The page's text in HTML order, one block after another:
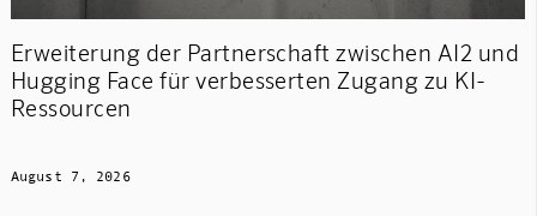
Erweiterung der Partnerschaft zwischen AI2 und
Hugging Face für verbesserten Zugang zu KI-
Ressourcen
August 7, 2026